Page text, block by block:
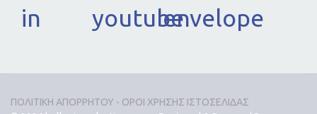
in
youtubeenvelope
ΠΟΛΙΤΙΚΗ ΑΠΟΡΡΗΤΟΥ - ΟΡΟΙ ΧΡΗΣΗΣ ΙΣΤΟΣΕΛΙΔΑΣ